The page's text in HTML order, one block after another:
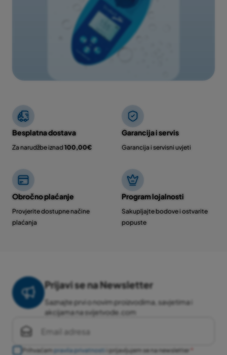
Besplatna dostava
Za narudžbe iznad 100,00€
Garancija i servis
Garancija i servisni uvjeti
Obročno plaćanje
Provjerite dostupne načine
plaćanja
Program lojalnosti
Sakupljajte bodove i ostvarite
popuste
Prijavi se na Newsletter
Saznajte prvi o novim proizvodima, savjetima i
akcijama na svijetvode.com
Prihvaćam pravila privatnosti i prijavljujem se na newsletter